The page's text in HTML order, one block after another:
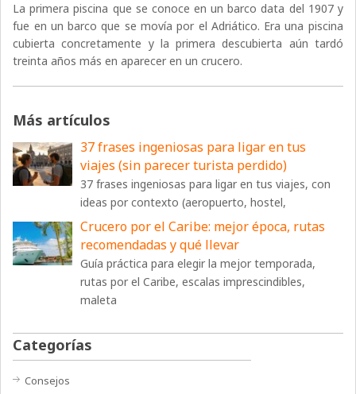
La primera piscina que se conoce en un barco data del 1907 y
fue en un barco que se movía por el Adriático. Era una piscina
cubierta concretamente y la primera descubierta aún tardó
treinta años más en aparecer en un crucero.
Más artículos
37 frases ingeniosas para ligar en tus
viajes (sin parecer turista perdido)
37 frases ingeniosas para ligar en tus viajes, con
ideas por contexto (aeropuerto, hostel,
Crucero por el Caribe: mejor época, rutas
recomendadas y qué llevar
Guía práctica para elegir la mejor temporada,
rutas por el Caribe, escalas imprescindibles,
maleta
Categorías
Consejos